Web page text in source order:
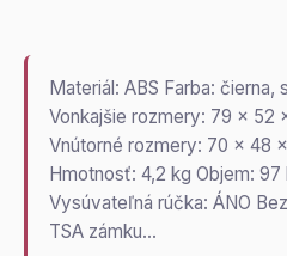
Materiál: ABS Farba: čierna,
Vonkajšie rozmery: 79 x 52
Vnútorné rozmery: 70 x 48
Hmotnosť: 4,2 kg Objem: 97
Vysúvateľná rúčka: ÁNO
TSA zámku…